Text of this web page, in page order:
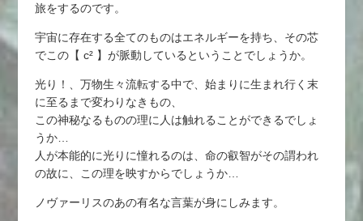
旅をするのです。
宇宙に存在する全てのものはエネルギーを持ち、その芯
でこの【 c² 】が脈動しているということでしょうか。
光り！、万物生々流転する中で、始まりに生まれ行く末
に至るまで変わりなきもの、
この神秘なるものの理に人は触れることができるでしょ
うか…
人が本能的に光りに憧れるのは、命の叡智がその謂われ
の故に、この理を映すからでしょうか…
ノヴァーリスのあの有名な言葉が身にしみます。